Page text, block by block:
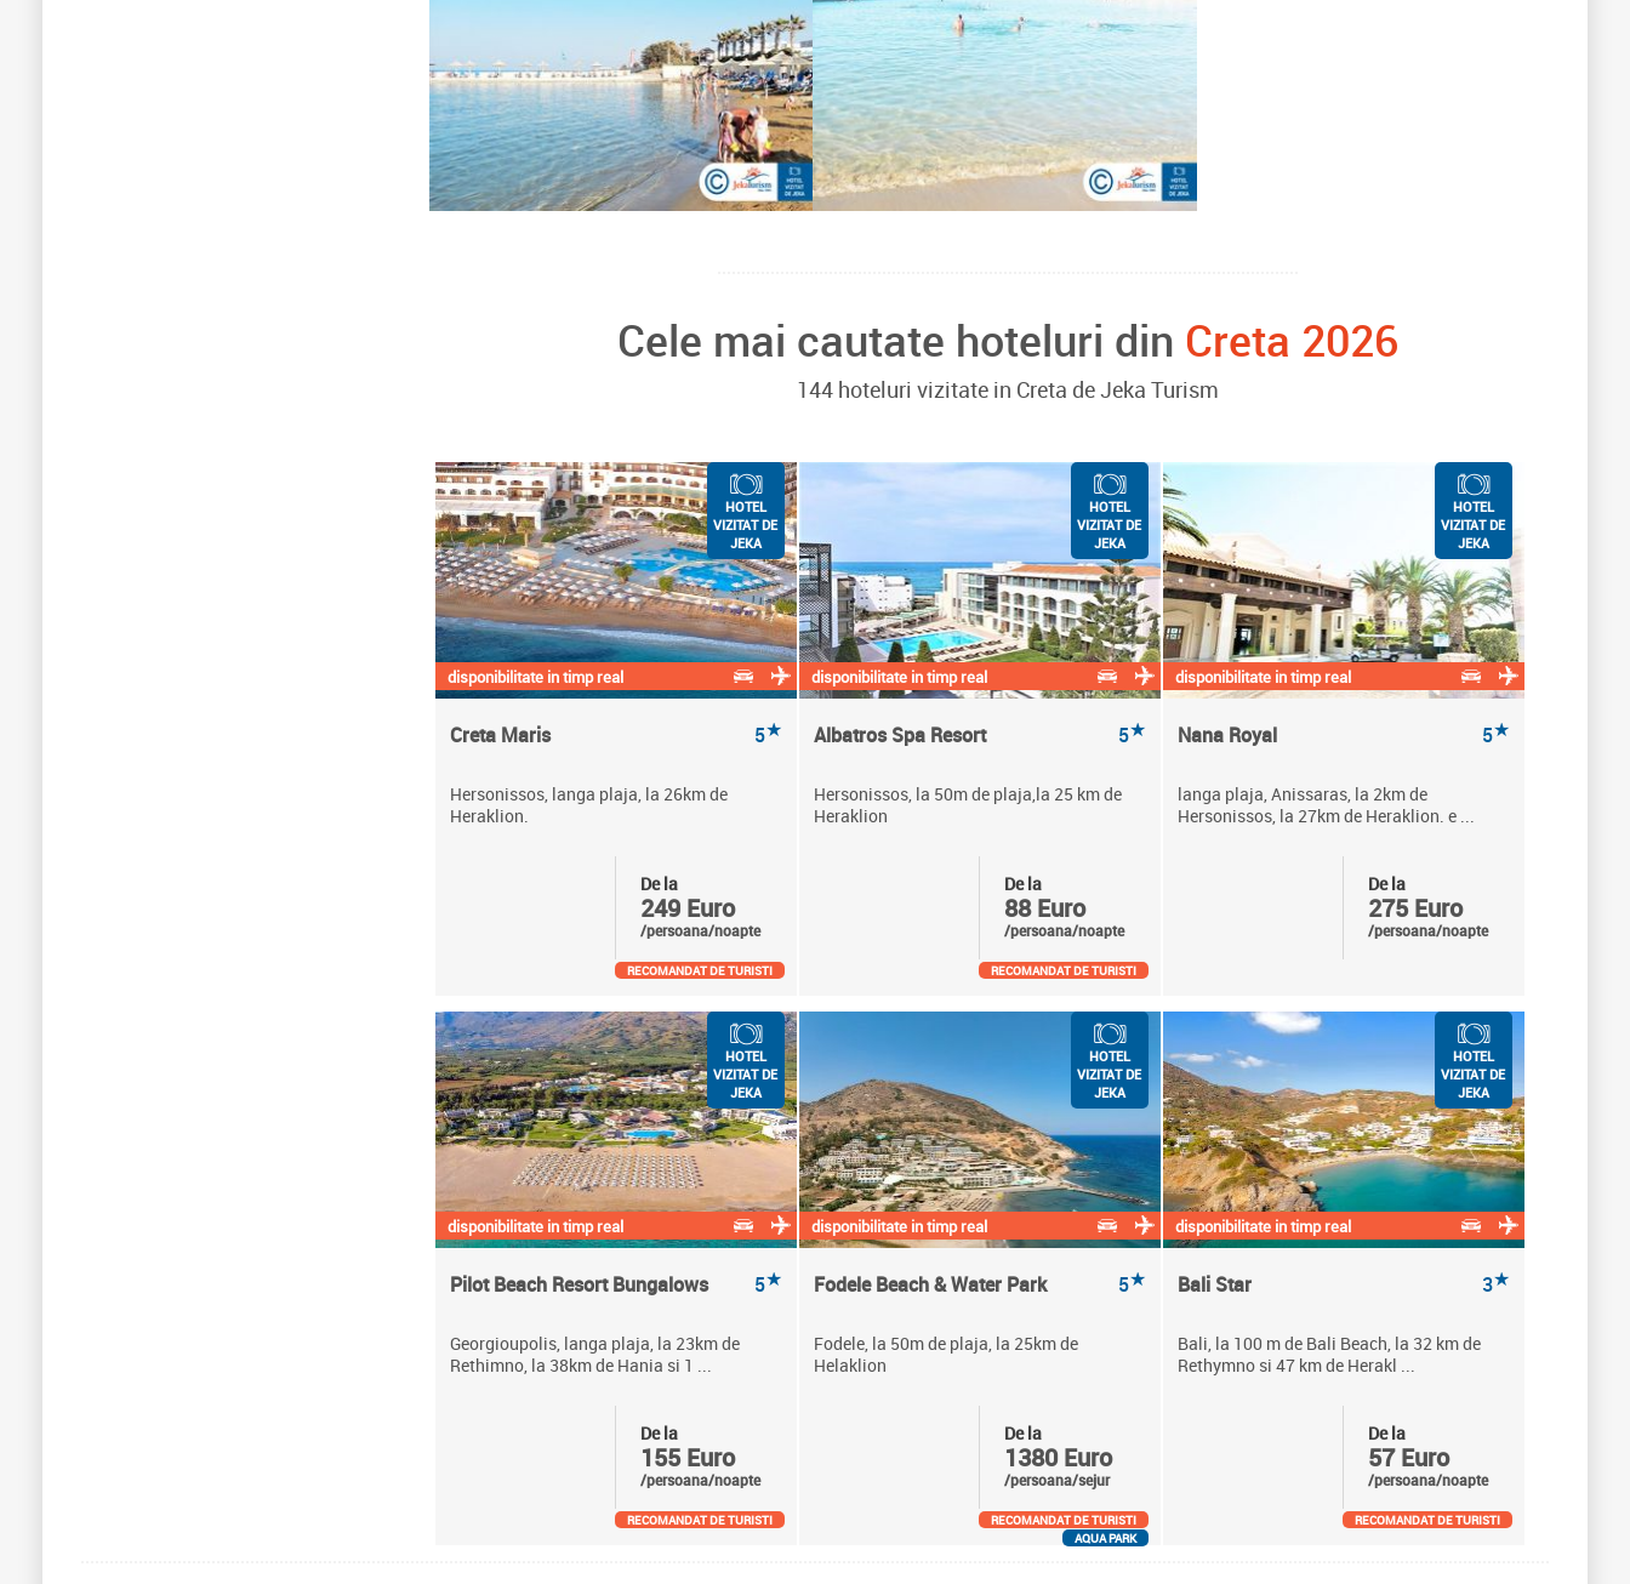
Cele mai cautate hoteluri din Creta 2026
144 hoteluri vizitate in Creta de Jeka Turism
disponibilitate in timp real
Creta Maris 5★
Hersonissos, langa plaja, la 26km de
Heraklion.
De la
249 Euro
/persoana/noapte
HOTEL
VIZITAT DE
JEKA
RECOMANDAT DE TURISTI
disponibilitate in timp real
Albatros Spa Resort 5★
Hersonissos, la 50m de plaja,la 25 km de
Heraklion
De la
88 Euro
/persoana/noapte
HOTEL
VIZITAT DE
JEKA
RECOMANDAT DE TURISTI
disponibilitate in timp real
Nana Royal 5★
langa plaja, Anissaras, la 2km de
Hersonissos, la 27km de Heraklion. e ...
De la
275 Euro
/persoana/noapte
HOTEL
VIZITAT DE
JEKA
disponibilitate in timp real
Pilot Beach Resort Bungalows 5★
Georgioupolis, langa plaja, la 23km de
Rethimno, la 38km de Hania si 1 ...
De la
155 Euro
/persoana/noapte
HOTEL
VIZITAT DE
JEKA
RECOMANDAT DE TURISTI
disponibilitate in timp real
Fodele Beach & Water Park 5★
Fodele, la 50m de plaja, la 25km de
Helaklion
De la
1380 Euro
/persoana/sejur
HOTEL
VIZITAT DE
JEKA
RECOMANDAT DE TURISTI
AQUA PARK
disponibilitate in timp real
Bali Star 3★
Bali, la 100 m de Bali Beach, la 32 km de
Rethymno si 47 km de Herakl ...
De la
57 Euro
/persoana/noapte
HOTEL
VIZITAT DE
JEKA
RECOMANDAT DE TURISTI